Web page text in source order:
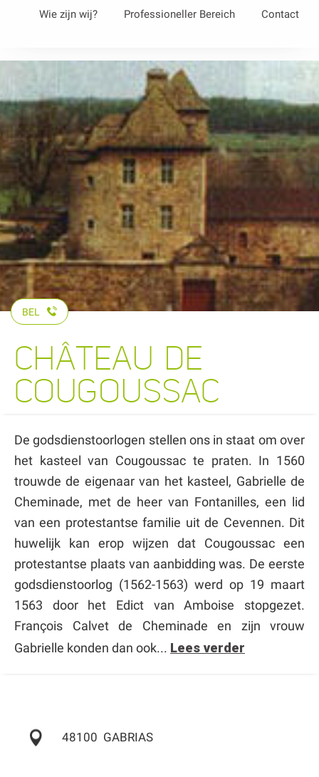
Wie zijn wij? Professioneller Bereich Contact
BEL
CHÂTEAU DE
COUGOUSSAC
De godsdienstoorlogen stellen ons in staat om over
het kasteel van Cougoussac te praten. In 1560
trouwde de eigenaar van het kasteel, Gabrielle de
Cheminade, met de heer van Fontanilles, een lid
van een protestantse familie uit de Cevennen. Dit
huwelijk kan erop wijzen dat Cougoussac een
protestantse plaats van aanbidding was. De eerste
godsdienstoorlog (1562-1563) werd op 19 maart
1563 door het Edict van Amboise stopgezet.
François Calvet de Cheminade en zijn vrouw
Gabrielle konden dan ook... Lees verder
48100 GABRIAS